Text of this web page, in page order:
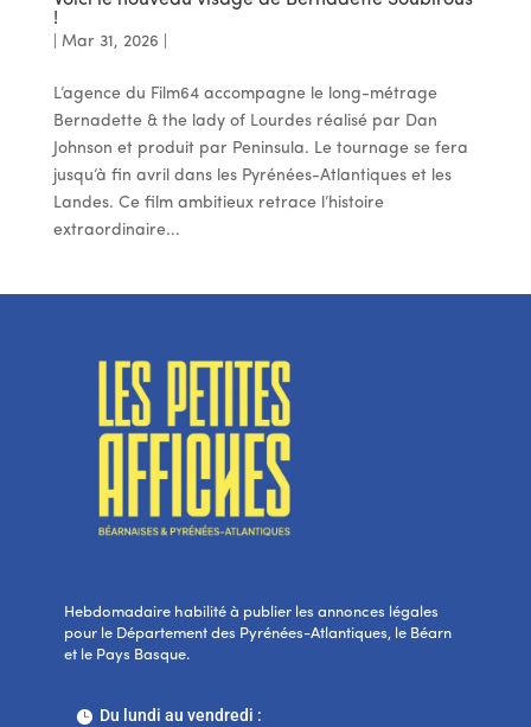
!
Mar 31, 2026
L’agence du Film64 accompagne le long-métrage
Bernadette & the lady of Lourdes réalisé par Dan
Johnson et produit par Peninsula. Le tournage se fera
jusqu’à fin avril dans les Pyrénées-Atlantiques et les
Landes. Ce film ambitieux retrace l’histoire
extraordinaire...
Hebdomadaire habilité à publier les annonces légales
pour le Département des Pyrénées-Atlantiques, le Béarn
et le Pays Basque.
Du lundi au vendredi :